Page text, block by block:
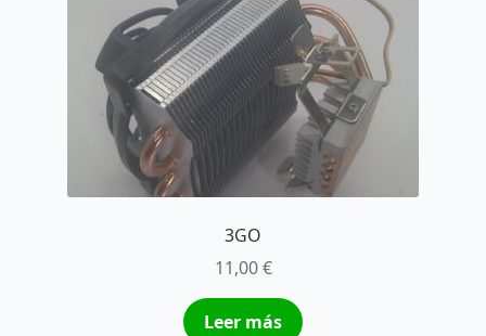
3GO
11,00€
Leer más